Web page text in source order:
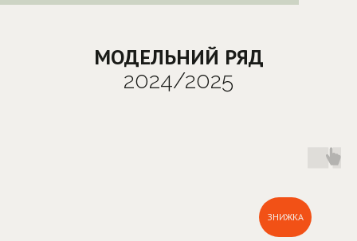
МОДЕЛЬНИЙ РЯД
2024/2025
ЗНИЖКА